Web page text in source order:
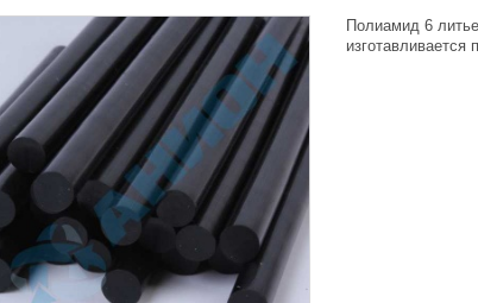
Полиамид 6
изготавливается